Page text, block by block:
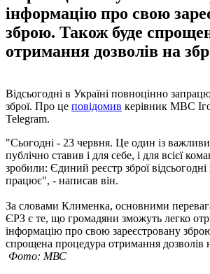
інформацію про свою
зброю. Також буде
отримання дозволів на
Відсьогодні в Україні повноцінно
зброї. Про це повідомив керівник МВС
Telegram.
"Сьогодні - 23 червня. Це один із
публічно ставив і для себе, і для всієї
зробили: Єдиний реєстр зброї
працює", - написав він.
За словами Клименка, основними
ЄРЗ є те, що громадяни зможуть легко
інформацію про свою зареєстровану
спрощена процедура отримання дозволів
Фото: МВС